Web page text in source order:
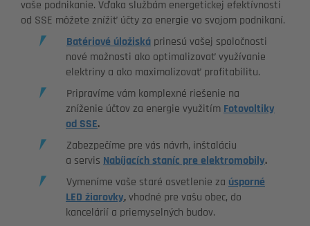
vaše podnikanie. Vďaka službám energetickej efektívnosti
od SSE môžete znížiť účty za energie vo svojom podnikaní.
Batériové úložiská prinesú vašej spoločnosti
nové možnosti ako optimalizovať využívanie
elektriny a ako maximalizovať profitabilitu.
Pripravíme vám komplexné riešenie na
zníženie účtov za energie využitím Fotovoltiky
od SSE.
Zabezpečíme pre vás návrh, inštaláciu
a servis Nabíjacích staníc pre elektromobily.
Vymeníme vaše staré osvetlenie za úsporné
LED žiarovky,vhodné pre vašu obec, do
kancelárií a priemyselných budov.